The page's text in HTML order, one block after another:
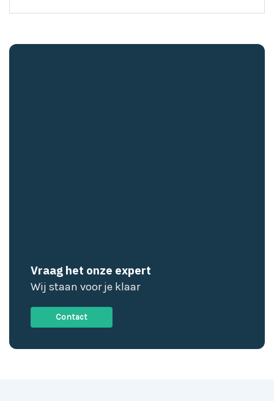
Vraag het onze expert
Wij staan voor je klaar
Contact